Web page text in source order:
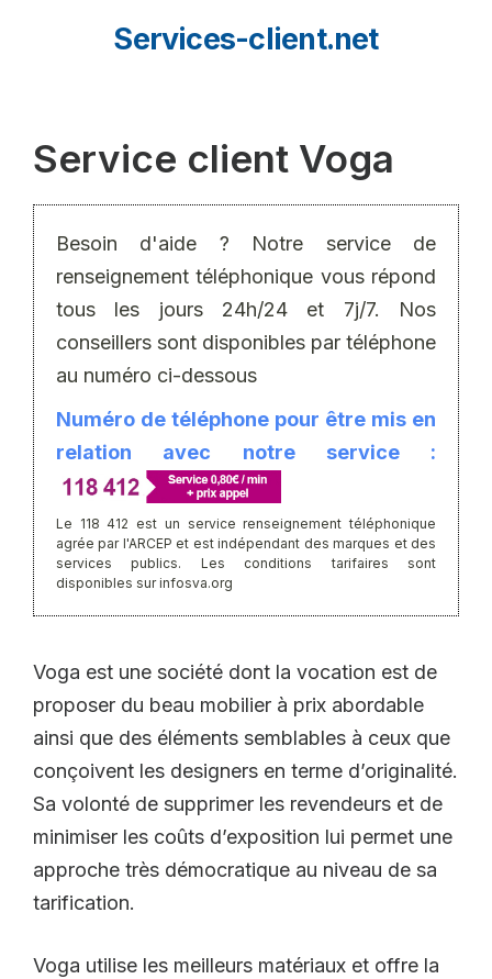
Services-client.net
Service client Voga
Besoin d'aide ? Notre service de
renseignement téléphonique vous répond
tous les jours 24h/24 et 7j/7. Nos
conseillers sont disponibles par téléphone
au numéro ci-dessous
Numéro de téléphone pour être mis en
relation avec notre service :
Le 118 412 est un service renseignement téléphonique
agrée par l'ARCEP et est indépendant des marques et des
services publics. Les conditions tarifaires sont
disponibles sur infosva.org
Voga est une société dont la vocation est de
proposer du beau mobilier à prix abordable
ainsi que des éléments semblables à ceux que
conçoivent les designers en terme d’originalité.
Sa volonté de supprimer les revendeurs et de
minimiser les coûts d’exposition lui permet une
approche très démocratique au niveau de sa
tarification.
Voga utilise les meilleurs matériaux et offre la